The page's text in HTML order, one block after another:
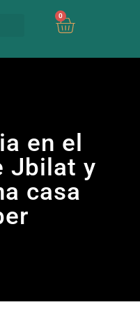
0
en el
Jbilat y
casa